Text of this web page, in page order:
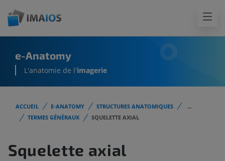
e-Anatomy
L'anatomie de l'imagerie
ACCUEIL E-ANATOMY STRUCTURES ANATOMIQUES
...
TERMES GÉNÉRAUX
SQUELETTE AXIAL
Squelette axial